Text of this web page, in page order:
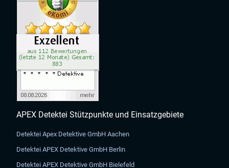
APEX Detektei Stützpunkte und Einsatzgebiete
Detektei Apex Detektive GmbH Aachen
Detektei APEX Detektive GmbH Berlin
Detektei APEX Detektive GmbH Bielefeld